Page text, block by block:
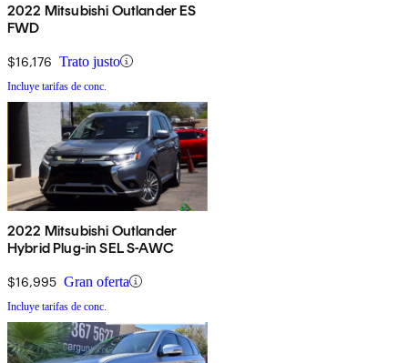
2022 Mitsubishi Outlander ES
FWD
$16,176 Trato justo
Incluye tarifas de conc.
2022 Mitsubishi Outlander
Hybrid Plug-in SEL S-AWC
$16,995 Gran oferta
Incluye tarifas de conc.